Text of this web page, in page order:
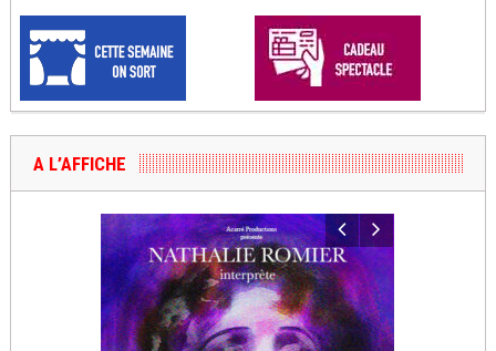
A L’AFFICHE